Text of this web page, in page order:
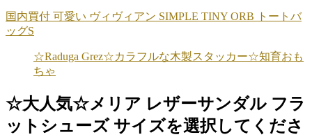
国内買付 可愛い ヴィヴィアン SIMPLE TINY ORB トートバ
ッグS
☆Raduga Grez☆カラフルな木製スタッカー☆知育おも
ちゃ
☆大人気☆メリア レザーサンダル フラ
ットシューズ サイズを選択してくださ